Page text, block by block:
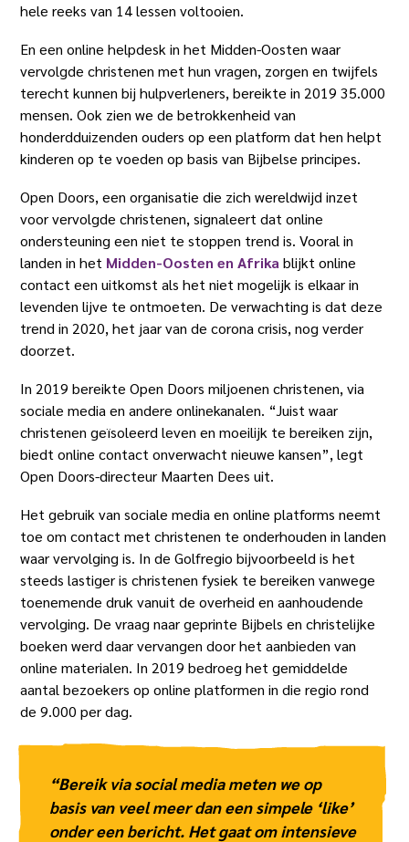
hele reeks van 14 lessen voltooien.
En een online helpdesk in het Midden-Oosten waar
vervolgde christenen met hun vragen, zorgen en twijfels
terecht kunnen bij hulpverleners, bereikte in 2019 35.000
mensen. Ook zien we de betrokkenheid van
honderdduizenden ouders op een platform dat hen helpt
kinderen op te voeden op basis van Bijbelse principes.
Open Doors, een organisatie die zich wereldwijd inzet
voor vervolgde christenen, signaleert dat online
ondersteuning een niet te stoppen trend is. Vooral in
landen in het Midden-Oosten en Afrika blijkt online
contact een uitkomst als het niet mogelijk is elkaar in
levenden lijve te ontmoeten. De verwachting is dat deze
trend in 2020, het jaar van de corona crisis, nog verder
doorzet.
In 2019 bereikte Open Doors miljoenen christenen, via
sociale media en andere onlinekanalen. “Juist waar
christenen geïsoleerd leven en moeilijk te bereiken zijn,
biedt online contact onverwacht nieuwe kansen”, legt
Open Doors-directeur Maarten Dees uit.
Het gebruik van sociale media en online platforms neemt
toe om contact met christenen te onderhouden in landen
waar vervolging is. In de Golfregio bijvoorbeeld is het
steeds lastiger is christenen fysiek te bereiken vanwege
toenemende druk vanuit de overheid en aanhoudende
vervolging. De vraag naar geprinte Bijbels en christelijke
boeken werd daar vervangen door het aanbieden van
online materialen. In 2019 bedroeg het gemiddelde
aantal bezoekers op online platformen in die regio rond
de 9.000 per dag.
“Bereik via social media meten we op
basis van veel meer dan een simpele ‘like’
onder een bericht. Het gaat om intensieve